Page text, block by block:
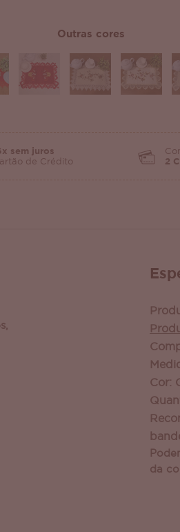
Outras cores
sem juros
de Crédito
2
Cor:
da